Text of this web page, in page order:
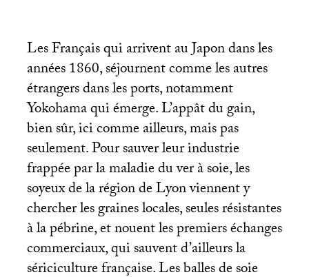
Les Français qui arrivent au Japon dans les
années 1860, séjournent comme les autres
étrangers dans les ports, notamment
Yokohama qui émerge. L’appât du gain,
bien sûr, ici comme ailleurs, mais pas
seulement. Pour sauver leur industrie
frappée par la maladie du ver à soie, les
soyeux de la région de Lyon viennent y
chercher les graines locales, seules résistantes
à la pébrine, et nouent les premiers échanges
commerciaux, qui sauvent d’ailleurs la
sériciculture française. Les balles de soie